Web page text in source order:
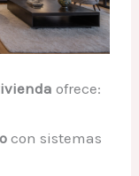
ofrece:
con sistemas